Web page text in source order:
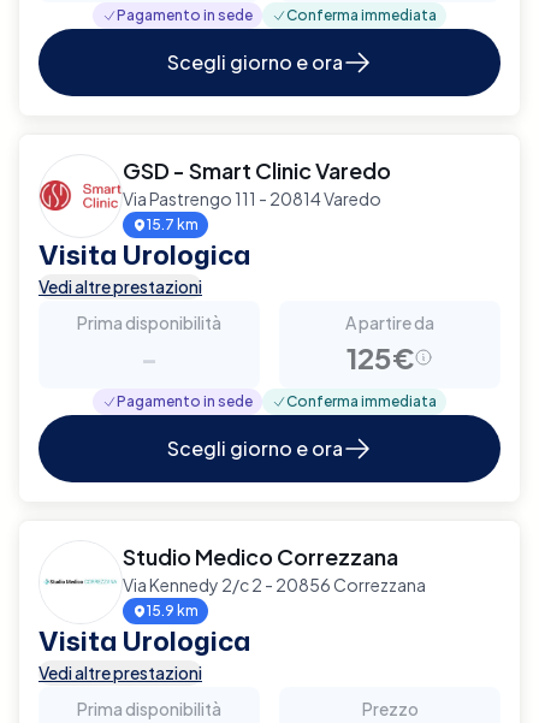
Pagamento in sede Conferma immediata
Scegli giorno e ora
GSD - Smart Clinic Varedo
Via Pastrengo 111 - 20814 Varedo
15.7 km
Visita Urologica
Vedi altre prestazioni
Prima disponibilità
-
A partire da
125€
Pagamento in sede Conferma immediata
Scegli giorno e ora
Studio Medico Correzzana
Via Kennedy 2/c 2 - 20856 Correzzana
15.9 km
Visita Urologica
Vedi altre prestazioni
Prima disponibilità
Prezzo